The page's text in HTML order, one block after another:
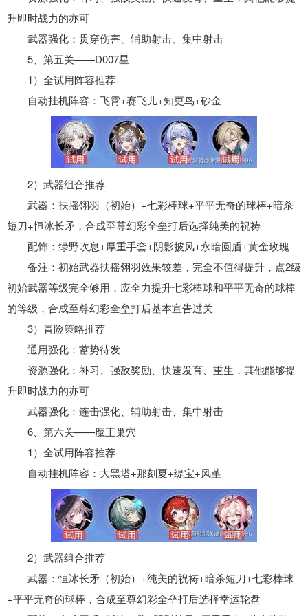
升即时战力的亦可
武器强化：贯穿伤害、辅助射击、集中射击
5、第五关——D007星
1）全试用阵容推荐
自动挂机阵容：飞霄+赛飞儿+知更鸟+砂金
2）武器组合推荐
武器：扶摇翎羽（初始）+七彩棒球+平平无奇的球棒+暗杀
短刀+恒冰长矛，合成至尊幻彩全垒打后选择纯美的祝祷
配饰：绿野吹息+厚重手套+阴影披风+永暗圆盾+黄金玫瑰
备注：初始武器扶摇翎羽效果较差，完全不值得提升，点2级
初始武器等级完全够用，应全力提升七彩棒球和平平无奇的球棒
的等级，合成至尊幻彩全垒打后基本宣告过关
3）冒险策略推荐
通用强化：蓄势待发
资源强化：补习、强敌奖励、快速发育、重生，其他能够提
升即时战力的亦可
武器强化：连击强化、辅助射击、集中射击
6、第六关——魔王巢穴
1）全试用阵容推荐
自动挂机阵容：大黑塔+那刻夏+缇宝+风堇
2）武器组合推荐
武器：恒冰长矛（初始）+纯美的祝祷+暗杀短刀+七彩棒球
+平平无奇的球棒，合成至尊幻彩全垒打后选择幸运轮盘